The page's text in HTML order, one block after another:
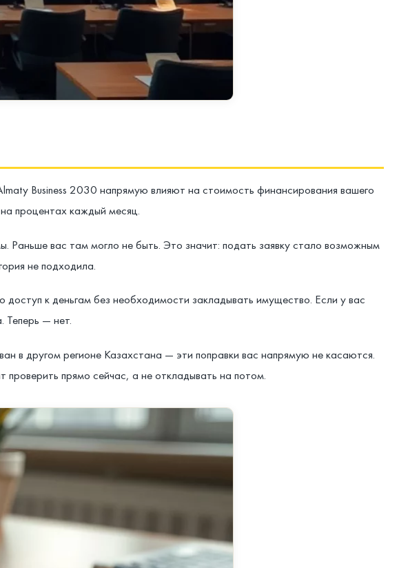
Business 2030 напрямую влияют на стоимость финансирования вашего
процентах каждый месяц.
Раньше вас там могло не быть. Это значит: подать заявку стало возможным
не подходила.
к деньгам без необходимости закладывать имущество. Если у вас
Теперь — нет.
в другом регионе Казахстана — эти поправки вас напрямую не касаются.
прямо сейчас, а не откладывать на потом.